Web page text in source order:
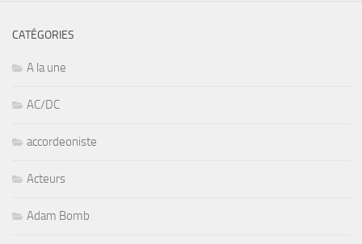
CATÉGORIES
A la une
AC/DC
accordeoniste
Acteurs
Adam Bomb